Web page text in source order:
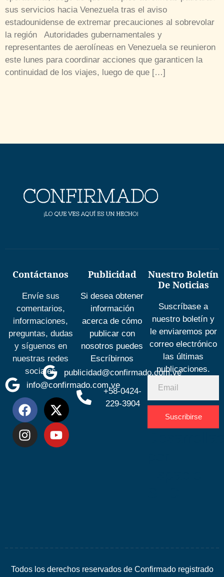
sus servicios hacia Venezuela tras el aviso
estadounidense de extremar precauciones al sobrevolar
la región Autoridades gubernamentales y
representantes de aerolíneas en Venezuela se reunieron
este lunes para coordinar acciones que garanticen la
continuidad de los viajes, luego de que […]
Contáctanos
Envíe sus
comentarios,
informaciones,
preguntas, dudas
y síguenos en
nuestras redes
sociales
info@confirmado.com.ve
Publicidad
Si desea obtener
información
acerca de cómo
publicar con
nosotros puedes
Escríbirnos
publicidad@confirmado.com.ve
+58-0424-
229-3904
Nuestro Boletín
De Noticias
Suscríbase a
nuestro boletín y
le enviaremos por
correo electrónico
las últimas
publicaciones.
Suscribirse
Todos los derechos reservados de Confirmado registrado